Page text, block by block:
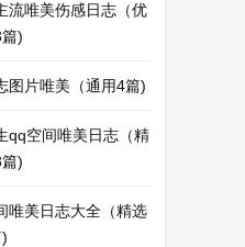
流唯美伤感日志（优
)
图片唯美（通用4篇)
qq空间唯美日志（精
)
唯美日志大全（精选